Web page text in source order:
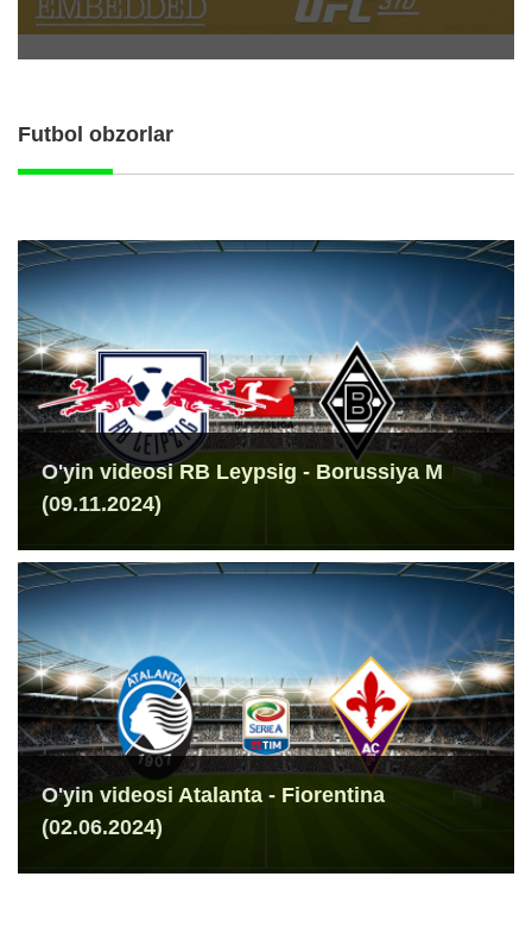
Futbol obzorlar
O'yin videosi RB Leypsig - Borussiya M
(09.11.2024)
O'yin videosi Atalanta - Fiorentina
(02.06.2024)